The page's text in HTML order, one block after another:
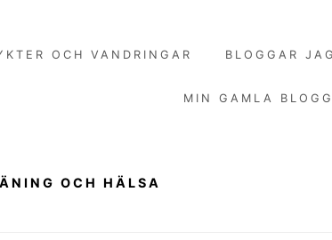
OCH VANDRINGAR BLOGGAR
MIN GAMLA BLOGG
OCH HÄLSA